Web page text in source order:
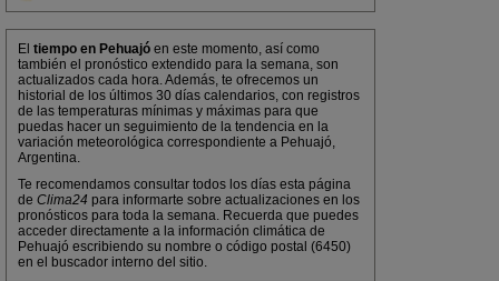
El tiempo en Pehuajó en este momento, así como
también el pronóstico extendido para la semana, son
actualizados cada hora. Además, te ofrecemos un
historial de los últimos 30 días calendarios, con registros
de las temperaturas mínimas y máximas para que
puedas hacer un seguimiento de la tendencia en la
variación meteorológica correspondiente a Pehuajó,
Argentina.
Te recomendamos consultar todos los días esta página
de Clima24 para informarte sobre actualizaciones en los
pronósticos para toda la semana. Recuerda que puedes
acceder directamente a la información climática de
Pehuajó escribiendo su nombre o código postal (6450)
en el buscador interno del sitio.